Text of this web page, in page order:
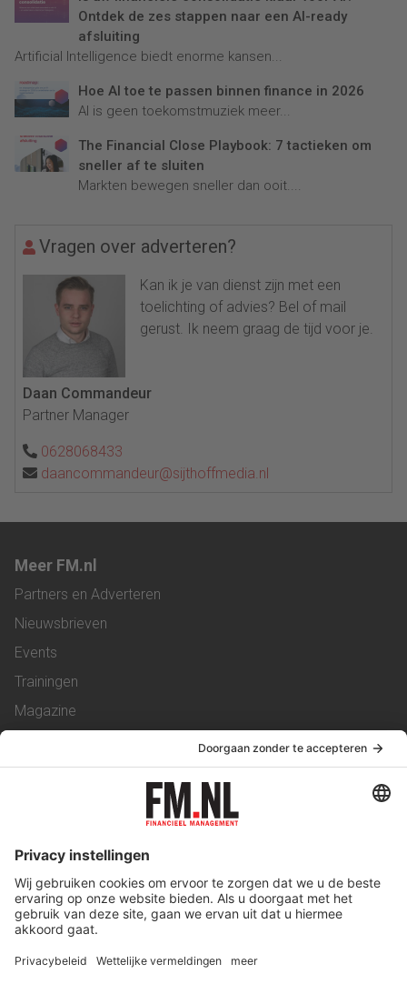
Ontdek de zes stappen naar een AI-ready
afsluiting
Artificial Intelligence biedt enorme kansen...
Hoe AI toe te passen binnen finance in 2026
AI is geen toekomstmuziek meer...
The Financial Close Playbook: 7 tactieken om
sneller af te sluiten
Markten bewegen sneller dan ooit....
Vragen over adverteren?
Kan ik je van dienst zijn met een
toelichting of advies? Bel of mail
gerust. Ik neem graag de tijd voor je.
Daan Commandeur
Partner Manager
0628068433
daancommandeur@sijthoffmedia.nl
Meer FM.nl
Partners en Adverteren
Nieuwsbrieven
Events
Trainingen
Magazine
Service & Contact
Werken bij ons
Privacy Statement
Algemene Voorwaarden